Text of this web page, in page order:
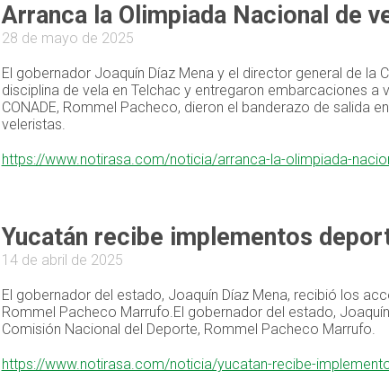
Arranca la Olimpiada Nacional de
28 de mayo de 2025
El gobernador Joaquín Díaz Mena y el director general de la
disciplina de vela en Telchac y entregaron embarcaciones
CONADE, Rommel Pacheco, dieron el banderazo de salida
veleristas.
https://www.notirasa.com/noticia/arranca-la-olimpiada-
Yucatán recibe implementos
14 de abril de 2025
El gobernador del estado, Joaquín Díaz Mena, recibió los
Rommel Pacheco Marrufo.El gobernador del estado,
Comisión Nacional del Deporte, Rommel Pacheco Marrufo.
https://www.notirasa.com/noticia/yucatan-recibe-